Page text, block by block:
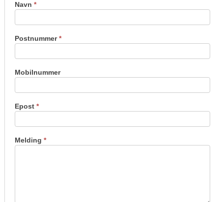
Navn *
Postnummer*
Mobilnummer
Epost *
Melding *